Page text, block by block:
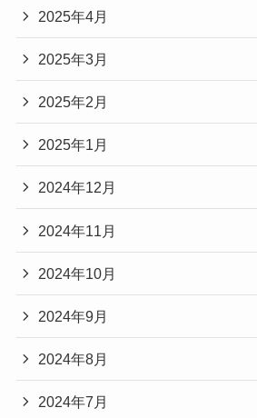
2025年4月
2025年3月
2025年2月
2025年1月
2024年12月
2024年11月
2024年10月
2024年9月
2024年8月
2024年7月